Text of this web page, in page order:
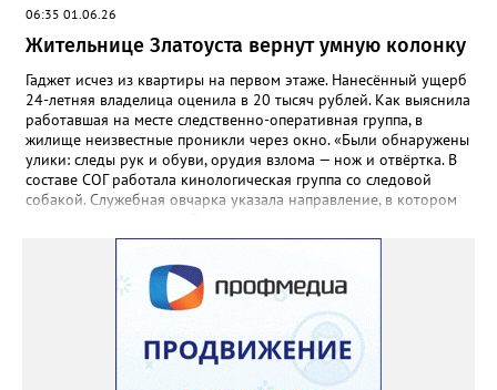
06:35 01.06.26
Жительнице Златоуста вернут умную колонку
Гаджет исчез из квартиры на первом этаже. Нанесённый ущерб
24-летняя владелица оценила в 20 тысяч рублей. Как выяснила
работавшая на месте следственно-оперативная группа, в
жилище неизвестные проникли через окно. «Были обнаружены
улики: следы рук и обуви, орудия взлома — нож и отвёртка. В
составе СОГ работала кинологическая группа со следовой
собакой. Служебная овчарка указала направление, в котором
определили круг подозреваемых и приняли меры к их
оперативники задержали двух мужчин 21 и 23 лет. Не
работающие, ранее судимые за преступления имущественного
характера граждане признались: колонку успели продать, а
деньги – потратить. Подозреваемых отправили под стражу, а
колонку разыскали, изъяли и после завершения всех
следственных мероприятий вернут законной владелице.